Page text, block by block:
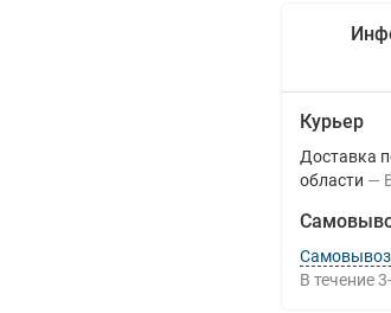
Курьер
Доставка
области
Самовывоз
В течение